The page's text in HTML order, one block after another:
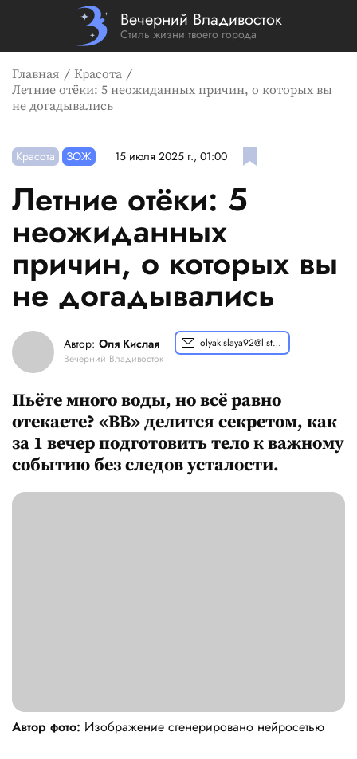
Вечерний Владивосток
Стиль жизни твоего города
Главная
Красота
Летние отёки: 5 неожиданных причин, о которых вы
не догадывались
Красота ЗОЖ 15 июля 2025 г., 01:00
Летние отёки: 5
неожиданных
причин, о которых вы
не догадывались
Автор: Оля Кислая
Вечерний Владивосток
olyakislaya92@list.ru
Пьёте много воды, но всё равно
отекаете? «ВВ» делится секретом, как
за 1 вечер подготовить тело к важному
событию без следов усталости.
Автор фото: Изображение сгенерировано нейросетью